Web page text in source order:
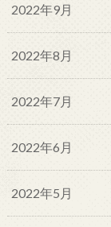
2022年9月
2022年8月
2022年7月
2022年6月
2022年5月